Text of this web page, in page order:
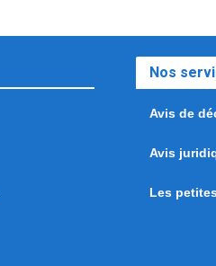
Nos
Avis de
Avis
Les